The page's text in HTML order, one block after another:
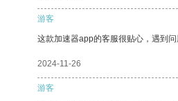
游客
这款加速器app的客服很贴心，遇到
2024-11-26
游客